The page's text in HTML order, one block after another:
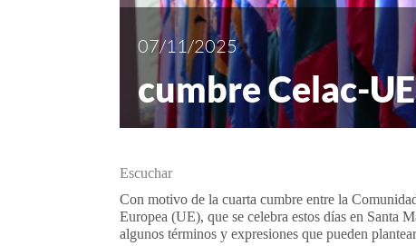
07/11/2025
cumbre Celac-
Escuchar
Con motivo de la cuarta cumbre entre la
Europea (UE), que se celebra estos días en Santa
algunos términos y expresiones que pueden